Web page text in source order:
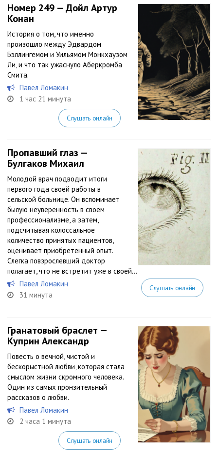
Номер 249 — Дойл Артур
Конан
История о том, что именно
произошло между Эдвардом
Бэллингемом и Уильямом Монкхаузом
Ли, и что так ужаснуло Аберкромба
Смита.
Павел Ломакин
1 час 21 минута
Слушать онлайн
Пропавший глаз —
Булгаков Михаил
Молодой врач подводит итоги
первого года своей работы в
сельской больнице. Он вспоминает
былую неуверенность в своем
профессионализме, а затем,
подсчитывая колоссальное
количество принятых пациентов,
оценивает приобретенный опыт.
Слегка повзрослевший доктор
полагает, что не встретит уже в своей...
Павел Ломакин
31 минута
Слушать онлайн
Гранатовый браслет —
Куприн Александр
Повесть о вечной, чистой и
бескорыстной любви, которая стала
смыслом жизни скромного человека.
Один из самых пронзительный
рассказов о любви.
Павел Ломакин
2 часа 1 минута
Слушать онлайн